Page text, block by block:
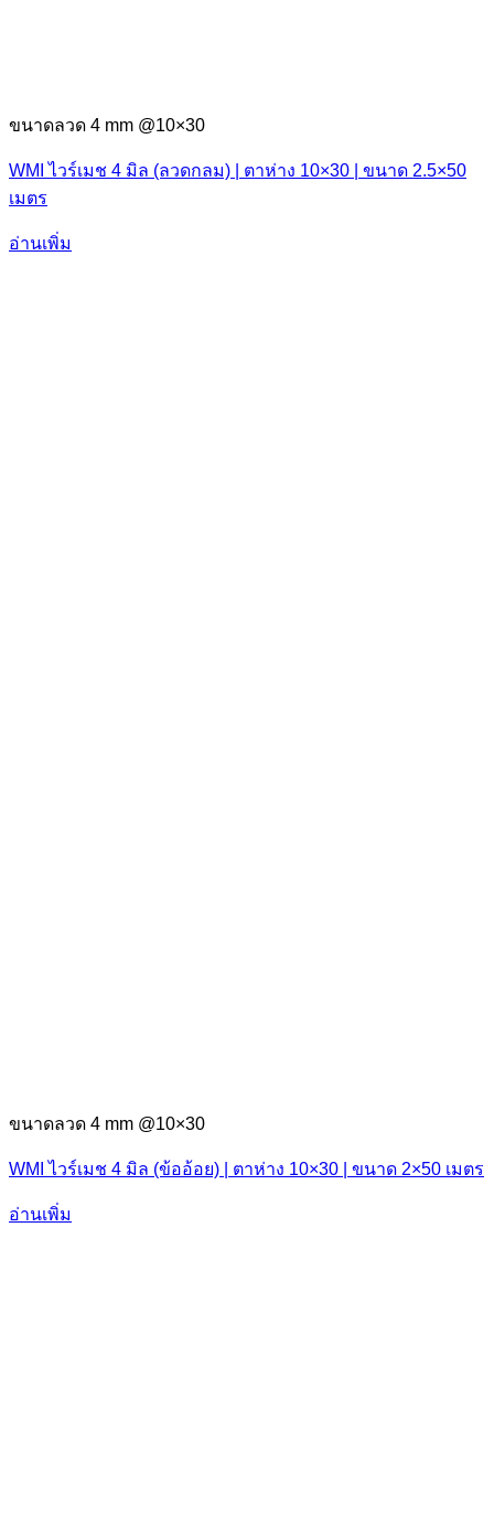
ขนาดลวด 4 mm @10×30
WMI ไวร์เมช 4 มิล (ลวดกลม) | ตาห่าง 10×30 | ขนาด 2.5×50
เมตร
อ่านเพิ่ม
ขนาดลวด 4 mm @10×30
WMI ไวร์เมช 4 มิล (ข้ออ้อย) | ตาห่าง 10×30 | ขนาด 2×50 เมตร
อ่านเพิ่ม